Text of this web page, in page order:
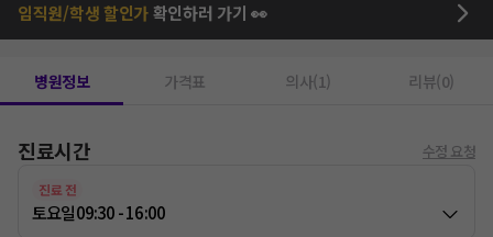
임직원/학생 할인가확인하러 가기 👀
병원정보 가격표 의사(1) 리뷰(0)
진료시간 수정 요청
진료 전
토요일09:30 - 16:00